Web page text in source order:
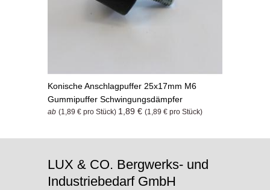
Konische Anschlagpuffer 25x17mm M6
Gummipuffer Schwingungsdämpfer
ab (1,89 € pro Stück) 1,89 € (1,89 € pro Stück)
LUX & CO. Bergwerks- und
Industriebedarf GmbH